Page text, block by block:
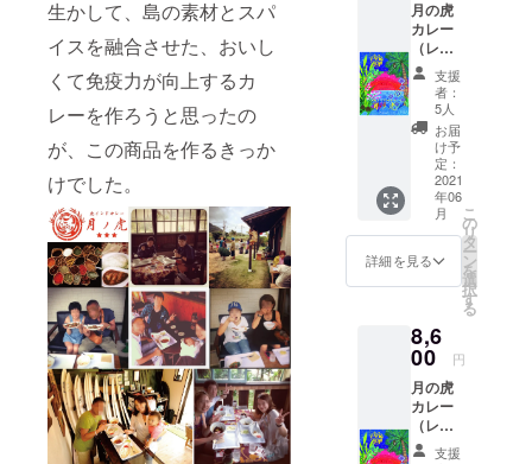
生かして、島の素材とスパ
イスを融合させた、おいし
くて免疫力が向上するカ
レーを作ろうと思ったの
が、この商品を作るきっか
けでした。
料理の
味にも
深みが
増しま
す。 手
作業で
手間暇
をかけ
ている
だけ、
製造量
が限ら
るた
め、な
れるこ
とがで
きな
い、幻
の黒糖
ともい
われて
品で
す。 ※
ポスト
カード
はRIEさ
んがラ
ンダム
に選ん
だもの
が届き
ますの
で、お
に！
ジタリ
アンや
健康志
向の高
い方で
も、安
心して
食べら
れるグ
ルテン
フリー
のカ
レー
は、食
種類の
スパイ
スが優
しく効
いて、
体にも
おいし
て活動
されて
いる方
です。
～プロ
フィー
ル～
2002年
京都嵯
峨芸術
短期大
学陶芸
学科卒
業。
ある村
を訪
れ、一
人の少
女との
出会い
から
月の虎
カレー
（レト
ルト
パッ
ク）
200g 2
個セッ
顔の画
家RIEさ
んのポ
スト
カード
2枚組 ※
ポスト
はRIEさ
んがラ
ンダム
に選ん
だもの
が届き
ますの
支援
者：
5人
お届
け予
定：
2021
年06
月
詳細を見る
こ
の
リ
タ
ー
ン
を
選
択
す
る
8,6
00 円
月の虎
カレー
（レト
ルト支援